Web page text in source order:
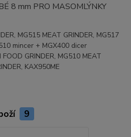
8 mm PRO MASOMLÝNKY
MG515 MEAT GRINDER, MG517
mincer + MGX400 dicer
GRINDER, MG510 MEAT
KAX950ME
9